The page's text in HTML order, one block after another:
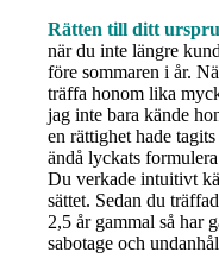
Rätten till ditt
när du inte längre
före sommaren i år.
träffa honom lika
jag inte bara kände
en rättighet hade
ändå lyckats
Du verkade intuitivt
sättet. Sedan du
2,5 år gammal så har
sabotage och